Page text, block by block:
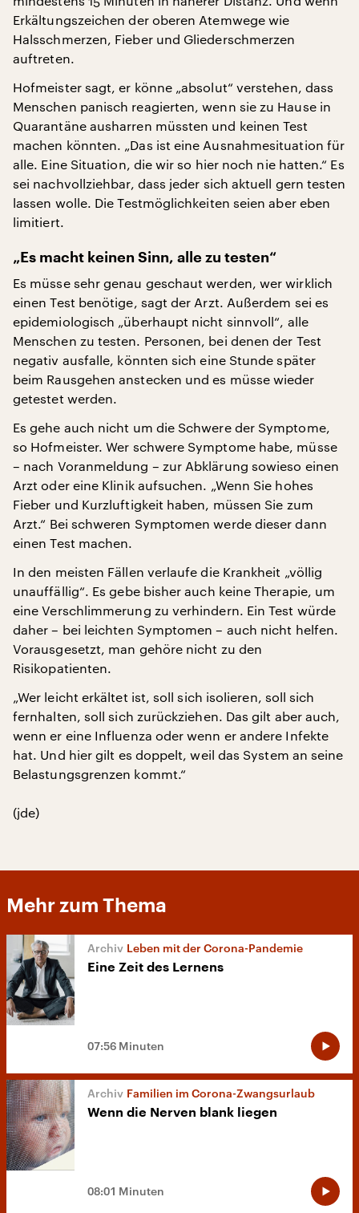
Erkältungszeichen der oberen Atemwege wie
Halsschmerzen, Fieber und Gliederschmerzen
auftreten.
Hofmeister sagt, er könne „absolut“ verstehen, dass
Menschen panisch reagierten, wenn sie zu Hause in
Quarantäne ausharren müssten und keinen Test
machen könnten. „Das ist eine Ausnahmesituation für
alle. Eine Situation, die wir so hier noch nie hatten.“ Es
sei nachvollziehbar, dass jeder sich aktuell gern testen
lassen wolle. Die Testmöglichkeiten seien aber eben
limitiert.
„Es macht keinen Sinn, alle zu testen“
Es müsse sehr genau geschaut werden, wer wirklich
einen Test benötige, sagt der Arzt. Außerdem sei es
epidemiologisch „überhaupt nicht sinnvoll“, alle
Menschen zu testen. Personen, bei denen der Test
negativ ausfalle, könnten sich eine Stunde später
beim Rausgehen anstecken und es müsse wieder
getestet werden.
Es gehe auch nicht um die Schwere der Symptome,
so Hofmeister. Wer schwere Symptome habe, müsse
– nach Voranmeldung – zur Abklärung sowieso einen
Arzt oder eine Klinik aufsuchen. „Wenn Sie hohes
Fieber und Kurzluftigkeit haben, müssen Sie zum
Arzt.“ Bei schweren Symptomen werde dieser dann
einen Test machen.
In den meisten Fällen verlaufe die Krankheit „völlig
unauffällig“. Es gebe bisher auch keine Therapie, um
eine Verschlimmerung zu verhindern. Ein Test würde
daher – bei leichten Symptomen – auch nicht helfen.
Vorausgesetzt, man gehöre nicht zu den
Risikopatienten.
„Wer leicht erkältet ist, soll sich isolieren, soll sich
fernhalten, soll sich zurückziehen. Das gilt aber auch,
wenn er eine Influenza oder wenn er andere Infekte
hat. Und hier gilt es doppelt, weil das System an seine
Belastungsgrenzen kommt.“
(jde)
Mehr zum Thema
Leben mit der Corona-Pandemie
Eine Zeit des Lernens
07:56 Minuten
Familien im Corona-Zwangsurlaub
Wenn die Nerven blank liegen
08:01 Minuten